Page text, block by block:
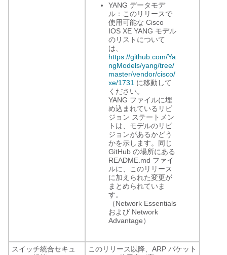
YANG データモデ
ル：このリリースで
使用可能な Cisco
IOS XE YANG モデル
のリストについて
は、
https://github.com/Ya
ngModels/yang/tree/
master/vendor/cisco/
xe/1731 に移動して
ください。
YANG ファイルに埋
め込まれているリビ
ジョン ステートメン
トは、モデルのリビ
ジョンがあるかどう
かを示します。同じ
GitHub の場所にある
README.md ファイ
ルに、このリリース
に加えられた変更が
まとめられていま
す。
（Network Essentials
および Network
Advantage）
スイッチ統合セキュ
このリリース以降、ARP パケット